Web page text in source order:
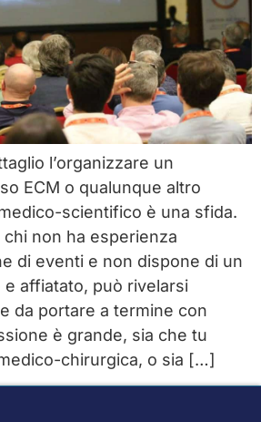
l’organizzare un
ECM o qualunque altro
scientifico è una sfida.
non ha esperienza
di eventi e non dispone di un
affiatato, può rivelarsi
da portare a termine con
è grande, sia che tu
chirurgica, o sia […]